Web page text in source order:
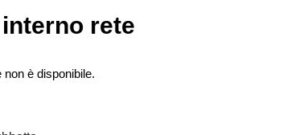
rete
non è disponibile.